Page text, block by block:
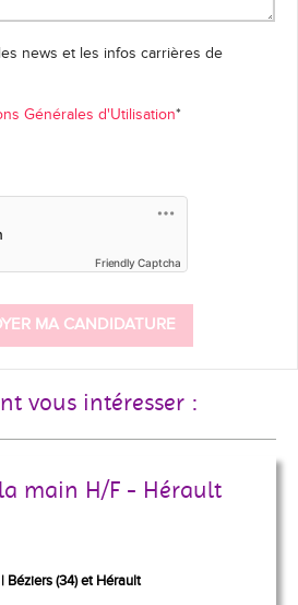
news et les infos carrières de
Générales d'Utilisation*
Friendly Captcha
MA CANDIDATURE
vous intéresser :
main H/F - Hérault
Béziers (34) et Hérault